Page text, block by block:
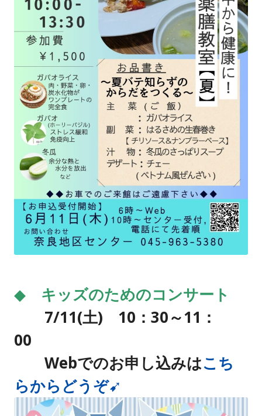
◆ キッズのためのコンサート
7/11(土) 10：30～11：
00
Webでのお申し込みはこち
らからどうぞ➹